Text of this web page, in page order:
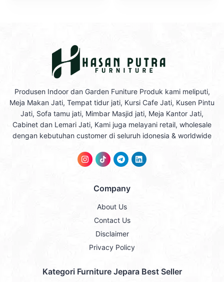
Produsen Indoor dan Garden Funiture Produk kami meliputi,
Meja Makan Jati, Tempat tidur jati, Kursi Cafe Jati, Kusen Pintu
Jati, Sofa tamu jati, Mimbar Masjid jati, Meja Kantor Jati,
Cabinet dan Lemari Jati, Kami juga melayani retail, wholesale
dengan kebutuhan customer di seluruh idonesia & worldwide
Company
About Us
Contact Us
Disclaimer
Privacy Policy
Kategori Furniture Jepara Best Seller